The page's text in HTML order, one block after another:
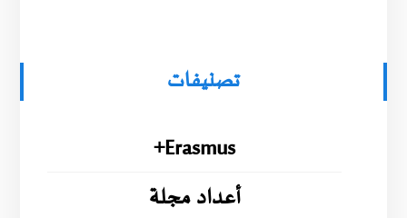
تصنيفات
Erasmus+
أعداد مجلة